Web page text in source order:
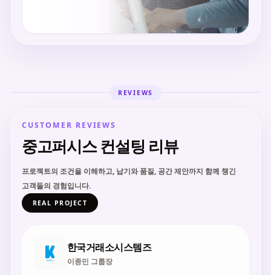
REVIEWS
CUSTOMER REVIEWS
중고퍼시스 컨설팅 리뷰
프로젝트의 조건을 이해하고, 납기와 품질, 공간 제안까지 함께 챙긴
고객들의 경험입니다.
REAL PROJECT
한국거래소시스템즈
이종민 그룹장